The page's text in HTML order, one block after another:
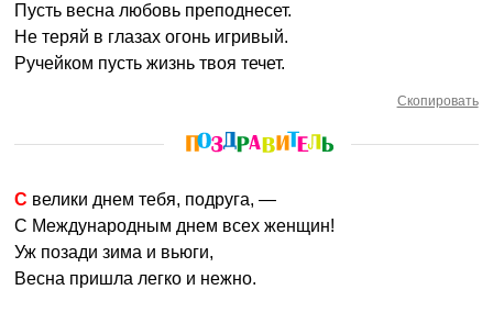
Пусть весна любовь преподнесет.
Не теряй в глазах огонь игривый.
Ручейком пусть жизнь твоя течет.
Скопировать
С велики днем тебя, подруга, —
С Международным днем всех женщин!
Уж позади зима и вьюги,
Весна пришла легко и нежно.